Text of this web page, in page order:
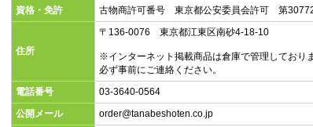
資格・免許
古物商許可番号 東京都公安委員会許可 第
住所
〒136-0076 東京都江東区南砂4-18-10
※インターネット掲載商品は倉庫で管理しており
必ず事前にご連絡ください。
電話番号
03-3640-0564
公開メール
order@tanabeshoten.co.jp